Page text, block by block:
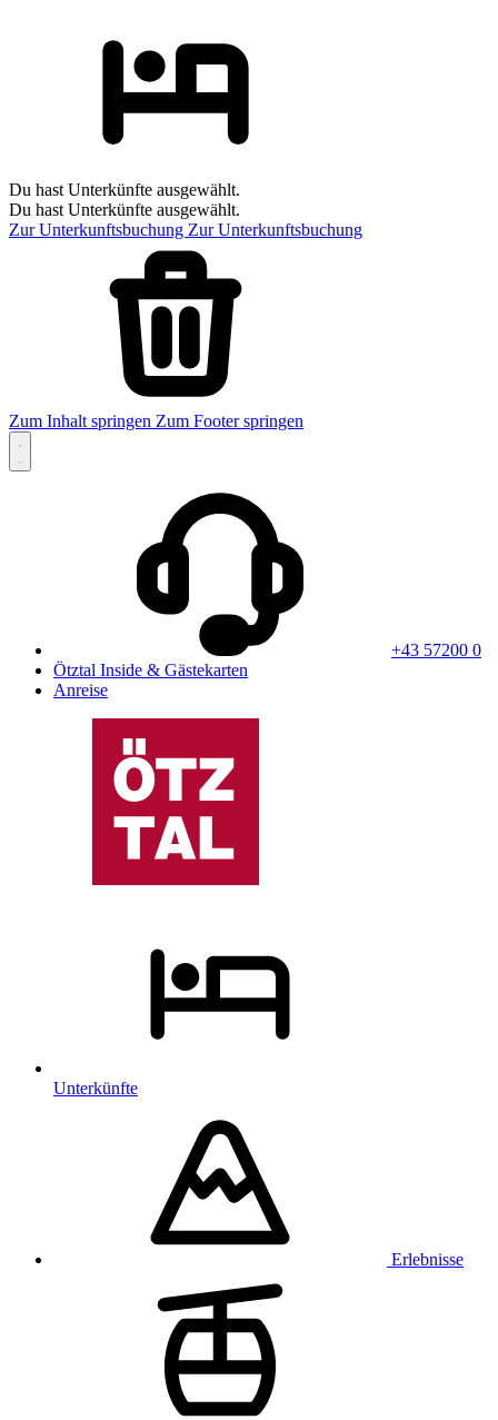
Du hast Unterkünfte ausgewählt.
Du hast Unterkünfte ausgewählt.
Zur Unterkunftsbuchung Zur Unterkunftsbuchung
Zum Inhalt springen Zum Footer springen
+43 57200 0
Ötztal Inside & Gästekarten
Anreise
Unterkünfte
Erlebnisse